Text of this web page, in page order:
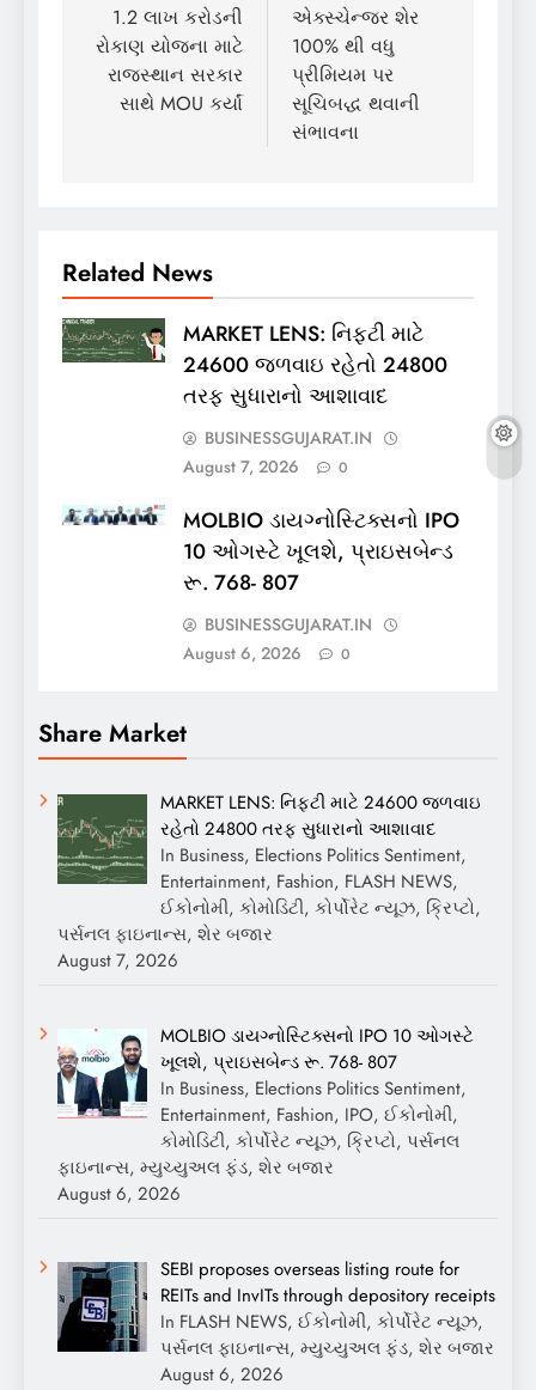
1.2 લાખ કરોડની
રોકાણ યોજના માટે
રાજસ્થાન સરકાર
સાથે MOU કર્યાં
એક્સ્ચેન્જર શેર
100% થી વધુ
પ્રીમિયમ પર
સૂચિબદ્ધ થવાની
સંભાવના
Related News
MARKET LENS: નિફ્ટી માટે
24600 જળવાઇ રહેતો 24800
તરફ સુધારાનો આશાવાદ
BUSINESSGUJARAT.IN
August 7, 2026
0
MOLBIO ડાયગ્નોસ્ટિક્સનો IPO
10 ઓગસ્ટે ખૂલશે, પ્રાઇસબેન્ડ
રૂ. 768- 807
BUSINESSGUJARAT.IN
August 6, 2026
0
Share Market
MARKET LENS: નિફ્ટી માટે 24600 જળવાઇ
રહેતો 24800 તરફ સુધારાનો આશાવાદ
In Business, Elections Politics Sentiment,
Entertainment, Fashion, FLASH NEWS,
ઈકોનોમી, કોમોડિટી, કોર્પોરેટ ન્યૂઝ, ક્રિપ્ટો,
પર્સનલ ફાઇનાન્સ, શેર બજાર
August 7, 2026
MOLBIO ડાયગ્નોસ્ટિક્સનો IPO 10 ઓગસ્ટે
ખૂલશે, પ્રાઇસબેન્ડ રૂ. 768- 807
In Business, Elections Politics Sentiment,
Entertainment, Fashion, IPO, ઈકોનોમી,
કોમોડિટી, કોર્પોરેટ ન્યૂઝ, ક્રિપ્ટો, પર્સનલ
ફાઇનાન્સ, મ્યુચ્યુઅલ ફંડ, શેર બજાર
August 6, 2026
SEBI proposes overseas listing route for
REITs and InvITs through depository receipts
In FLASH NEWS, ઈકોનોમી, કોર્પોરેટ ન્યૂઝ,
પર્સનલ ફાઇનાન્સ, મ્યુચ્યુઅલ ફંડ, શેર બજાર
August 6, 2026